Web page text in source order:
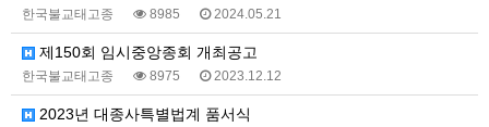
한국불교태고종 8985 2024.05.21
제150회 임시중앙종회 개최공고
한국불교태고종 8975 2023.12.12
2023년 대종사특별법계 품서식